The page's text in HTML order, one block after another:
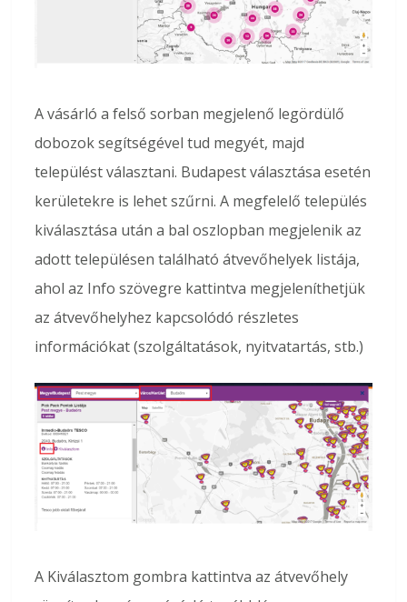
A vásárló a felső sorban megjelenő legördülő
dobozok segítségével tud megyét, majd
települést választani. Budapest választása esetén
kerületekre is lehet szűrni. A megfelelő település
kiválasztása után a bal oszlopban megjelenik az
adott településen található átvevőhelyek listája,
ahol az Info szövegre kattintva megjeleníthetjük
az átvevőhelyhez kapcsolódó részletes
információkat (szolgáltatások, nyitvatartás, stb.)
A Kiválasztom gombra kattintva az átvevőhely